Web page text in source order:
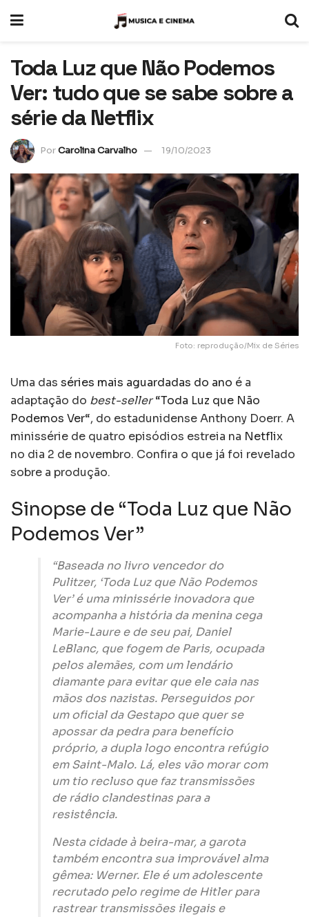
Toda Luz que Não Podemos
Ver: tudo que se sabe sobre a
série da Netflix
PorCarolina Carvalho 19/10/2023
Foto: reprodução/Mix de Séries
Uma das séries mais aguardadas do ano é a
adaptação do best-seller“Toda Luz que Não
Podemos Ver“, do estadunidense Anthony Doerr. A
minissérie de quatro episódios estreia na Netflix
no dia 2 de novembro. Confira o que já foi revelado
sobre a produção.
Sinopse de “Toda Luz que Não
Podemos Ver”
“Baseada no livro vencedor do
Pulitzer, ‘Toda Luz que Não Podemos
Ver’ é uma minissérie inovadora que
acompanha a história da menina cega
Marie-Laure e de seu pai, Daniel
LeBlanc, que fogem de Paris, ocupada
pelos alemães, com um lendário
diamante para evitar que ele caia nas
mãos dos nazistas. Perseguidos por
um oficial da Gestapo que quer se
apossar da pedra para benefício
próprio, a dupla logo encontra refúgio
em Saint-Malo. Lá, eles vão morar com
um tio recluso que faz transmissões
de rádio clandestinas para a
resistência.
Nesta cidade à beira-mar, a garota
também encontra sua improvável alma
gêmea: Werner. Ele é um adolescente
recrutado pelo regime de Hitler para
rastrear transmissões ilegais e